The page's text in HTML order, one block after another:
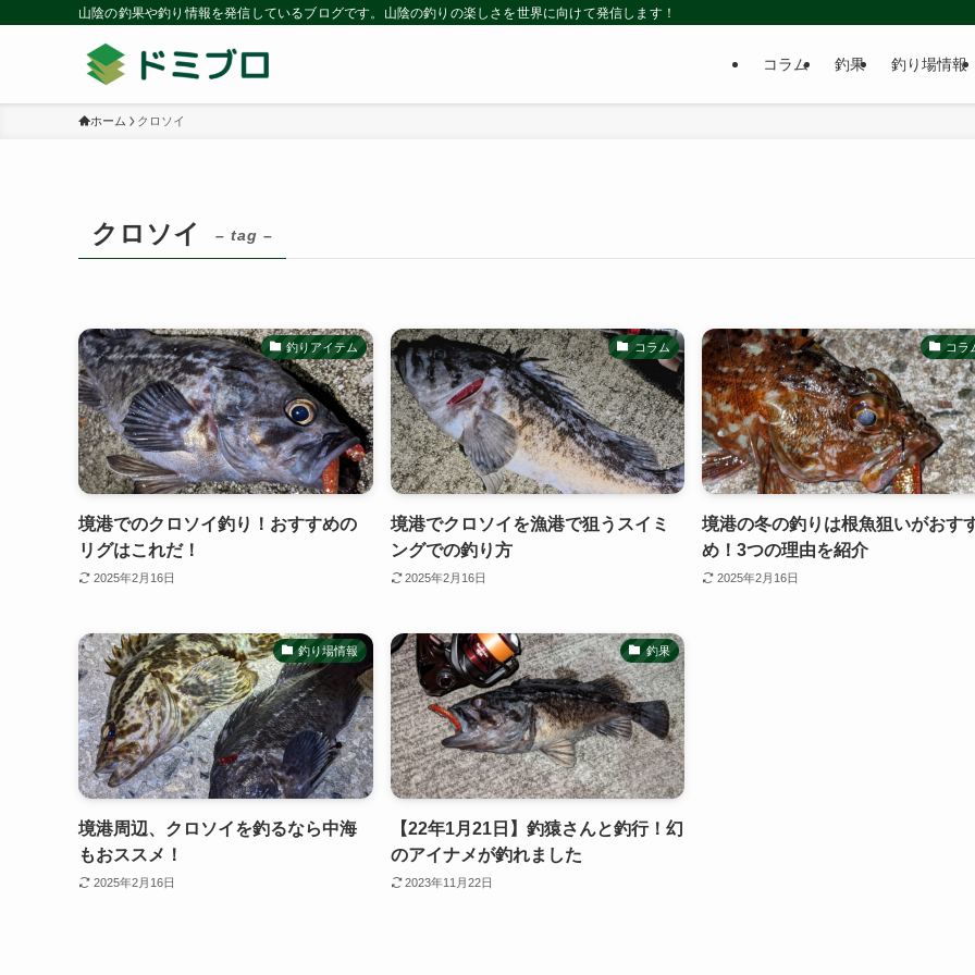
山陰の釣果や釣り情報を発信しているブログです。山陰の釣りの楽しさを世界に向けて発信します！
コラム 釣果 釣り場情報
ホーム クロソイ
クロソイ – tag –
釣りアイテム
境港でのクロソイ釣り！おすすめの
リグはこれだ！
2025年2月16日
コラム
境港でクロソイを漁港で狙うスイミ
ングでの釣り方
2025年2月16日
コラ
境港の冬の釣りは根魚狙いがおす
め！3つの理由を紹介
2025年2月16日
釣り場情報
境港周辺、クロソイを釣るなら中海
もおススメ！
2025年2月16日
釣果
【22年1月21日】釣猿さんと釣行！幻
のアイナメが釣れました
2023年11月22日